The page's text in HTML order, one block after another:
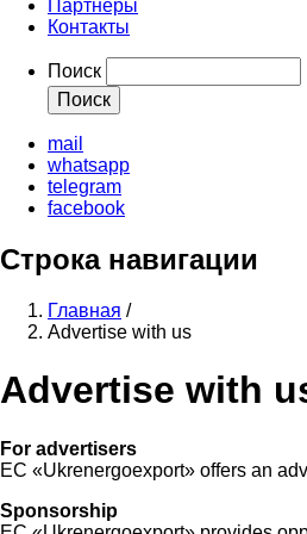
Партнеры
Контакты
Поиск
mail
whatsapp
telegram
facebook
Строка навигации
Главная /
Advertise with us
Advertise with
For advertisers
EC «Ukrenergoexport» offers an
Sponsorship